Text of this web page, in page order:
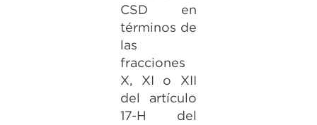
CSD en
términos de
las
fracciones
X, XI o XII
del artículo
17-H del